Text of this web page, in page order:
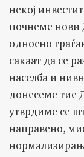
некој
почнеме нови
односно
сакаат да се
населба и
донесеме тие
утврдиме се
направено,